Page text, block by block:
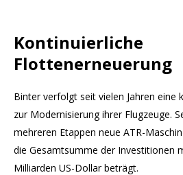
Kontinuierliche
Flottenerneuerung
Binter verfolgt seit vielen Jahren eine
zur Modernisierung ihrer Flugzeuge.
mehreren Etappen neue ATR-
die Gesamtsumme der Investitionen
Milliarden US-Dollar beträgt.